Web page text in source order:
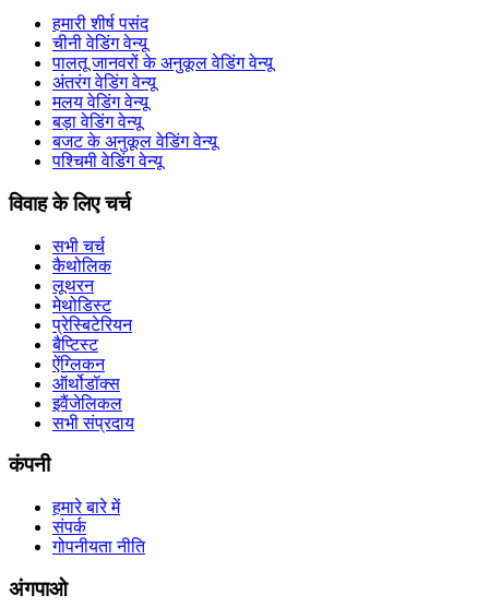
हमारी शीर्ष पसंद
चीनी वेडिंग वेन्यू
पालतू जानवरों के अनुकूल वेडिंग वेन्यू
अंतरंग वेडिंग वेन्यू
मलय वेडिंग वेन्यू
बड़ा वेडिंग वेन्यू
बजट के अनुकूल वेडिंग वेन्यू
पश्चिमी वेडिंग वेन्यू
विवाह के लिए चर्च
सभी चर्च
कैथोलिक
लूथरन
मेथोडिस्ट
प्रेस्बिटेरियन
बैप्टिस्ट
ऐंग्लिकन
ऑर्थोडॉक्स
इवैंजेलिकल
सभी संप्रदाय
कंपनी
हमारे बारे में
संपर्क
गोपनीयता नीति
अंगपाओ